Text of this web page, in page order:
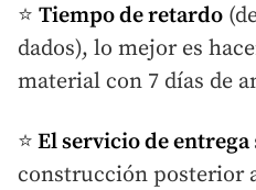
⭐ Tiempo de retardo
dados), lo mejor es
material con 7 días de
⭐ El servicio de entrega
construcción posterior